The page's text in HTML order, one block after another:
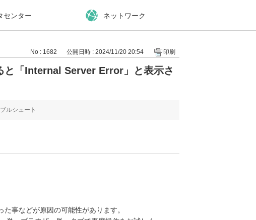
センター ネットワーク
No : 1682 公開日時 : 2024/11/20 20:54 印刷
と「Internal Server Error」と表示さ
ルシュート
事などが原因の可能性があります。